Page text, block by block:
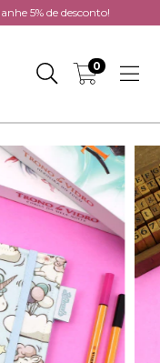
5% de desconto!
0